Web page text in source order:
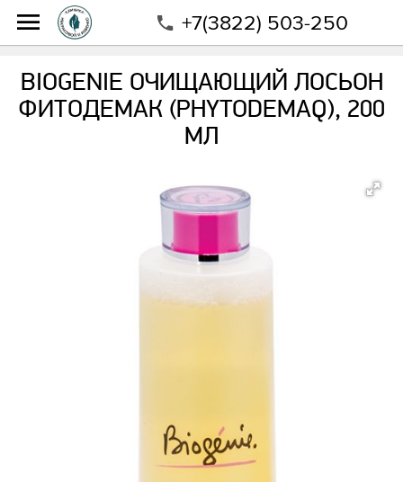
+7(3822) 503-250
Biogenie Очищающий лосьон Фитодемак
(Phytodemaq), 200 мл
BIOGENIE ОЧИЩАЮЩИЙ ЛОСЬОН
ФИТОДЕМАК (PHYTODEMAQ), 200
МЛ